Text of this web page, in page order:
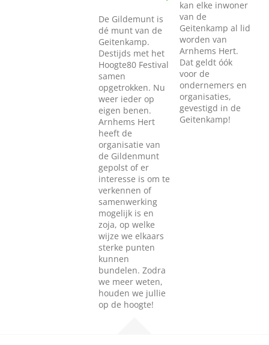
De Gildemunt is
dé munt van de
Geitenkamp.
Destijds met het
Hoogte80 Festival
samen
opgetrokken. Nu
weer ieder op
eigen benen.
Arnhems Hert
heeft de
organisatie van
de Gildenmunt
gepolst of er
interesse is om te
verkennen of
samenwerking
mogelijk is en
zoja, op welke
wijze we elkaars
sterke punten
kunnen
bundelen. Zodra
we meer weten,
houden we jullie
op de hoogte!
kan elke inwoner
van de
Geitenkamp al lid
worden van
Arnhems Hert.
Dat geldt óók
voor de
ondernemers en
organisaties,
gevestigd in de
Geitenkamp!